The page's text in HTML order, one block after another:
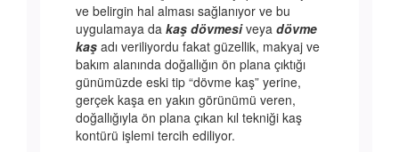
ve belirgin hal alması sağlanıyor ve bu
uygulamaya da kaş dövmesiveya dövme
kaş adı veriliyordu fakat güzellik, makyaj ve
bakım alanında doğallığın ön plana çıktığı
günümüzde eski tip “dövme kaş” yerine,
gerçek kaşa en yakın görünümü veren,
doğallığıyla ön plana çıkan kıl tekniği kaş
kontürü işlemi tercih ediliyor.